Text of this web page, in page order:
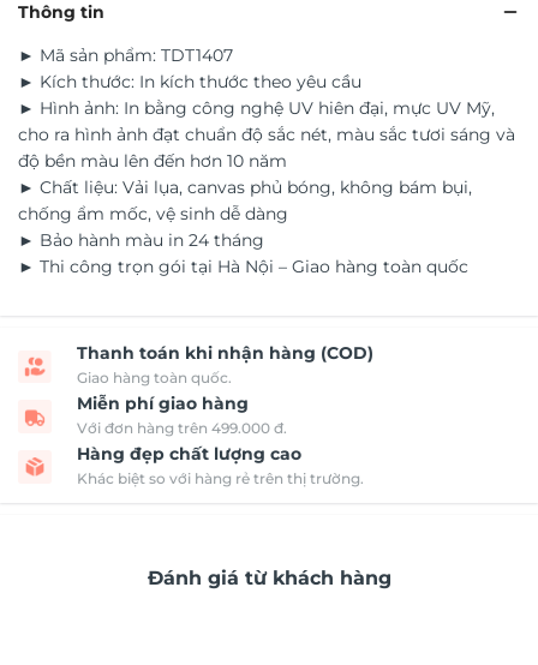
Thông tin
► Mã sản phẩm: TDT1407
► Kích thước: In kích thước theo yêu cầu
► Hình ảnh: In bằng công nghệ UV hiên đại, mực UV Mỹ,
cho ra hình ảnh đạt chuẩn độ sắc nét, màu sắc tươi sáng và
độ bền màu lên đến hơn 10 năm
► Chất liệu: Vải lụa, canvas phủ bóng, không bám bụi,
chống ẩm mốc, vệ sinh dễ dàng
► Bảo hành màu in 24 tháng
► Thi công trọn gói tại Hà Nội – Giao hàng toàn quốc
Thanh toán khi nhận hàng (COD)
Giao hàng toàn quốc.
Miễn phí giao hàng
Với đơn hàng trên 499.000 đ.
Hàng đẹp chất lượng cao
Khác biệt so với hàng rẻ trên thị trường.
Đánh giá từ khách hàng